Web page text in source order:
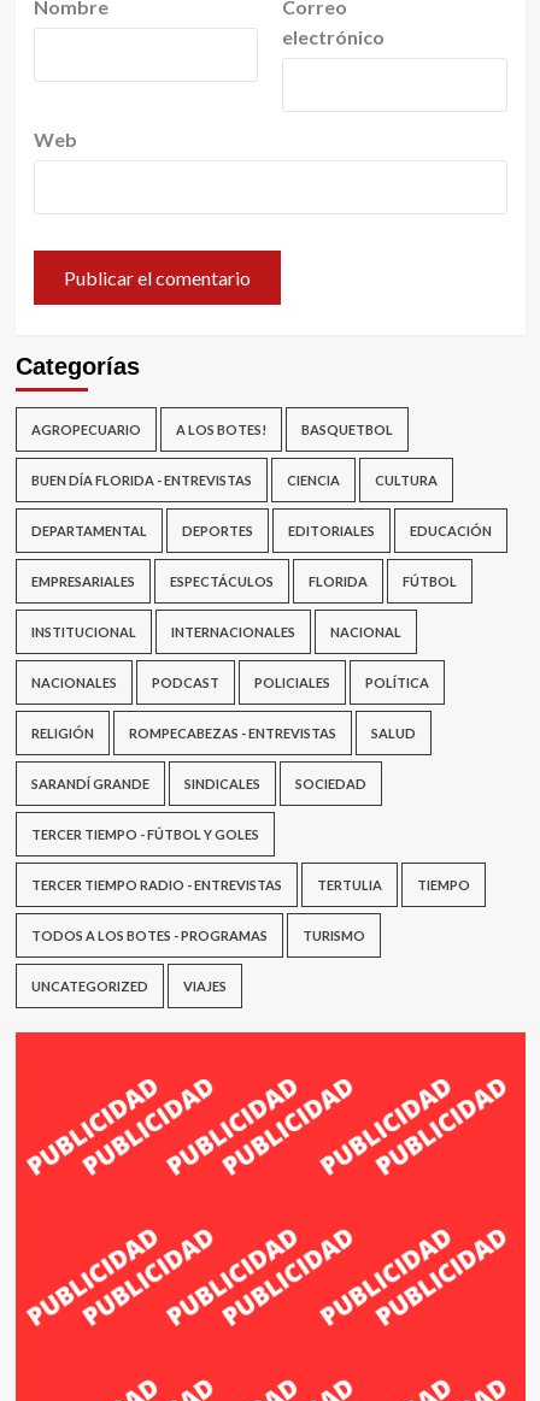
Nombre
Correo
electrónico
Web
Categorías
AGROPECUARIO A LOS BOTES! BASQUETBOL
BUEN DÍA FLORIDA - ENTREVISTAS CIENCIA CULTURA
DEPARTAMENTAL DEPORTES EDITORIALES EDUCACIÓN
EMPRESARIALES ESPECTÁCULOS FLORIDA FÚTBOL
INSTITUCIONAL INTERNACIONALES NACIONAL
NACIONALES PODCAST POLICIALES POLÍTICA
RELIGIÓN ROMPECABEZAS - ENTREVISTAS SALUD
SARANDÍ GRANDE SINDICALES SOCIEDAD
TERCER TIEMPO - FÚTBOL Y GOLES
TERCER TIEMPO RADIO - ENTREVISTAS TERTULIA TIEMPO
TODOS A LOS BOTES - PROGRAMAS TURISMO
UNCATEGORIZED VIAJES